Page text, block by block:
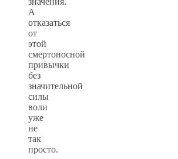
А
отказаться
от
этой
смертоносной
привычки
без
значительной
силы
воли
уже
не
так
просто.